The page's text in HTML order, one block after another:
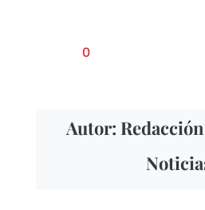
0
Autor: